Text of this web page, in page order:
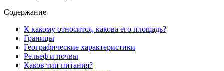
Содержание
К какому относится, какова его площадь?
Границы
Географические характеристики
Рельеф и почвы
Каков тип питания?